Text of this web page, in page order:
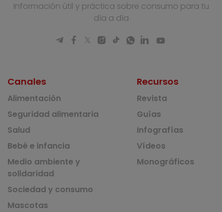
Información útil y práctica sobre consumo para tu
día a día
Canales
Alimentación
Seguridad alimentaria
Salud
Bebé e infancia
Medio ambiente y
solidaridad
Sociedad y consumo
Mascotas
Recursos
Revista
Guías
Infografías
Vídeos
Monográficos